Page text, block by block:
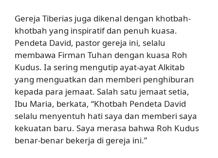
Gereja Tiberias juga dikenal dengan khotbah-
khotbah yang inspiratif dan penuh kuasa.
Pendeta David, pastor gereja ini, selalu
membawa Firman Tuhan dengan kuasa Roh
Kudus. Ia sering mengutip ayat-ayat Alkitab
yang menguatkan dan memberi penghiburan
kepada para jemaat. Salah satu jemaat setia,
Ibu Maria, berkata, “Khotbah Pendeta David
selalu menyentuh hati saya dan memberi saya
kekuatan baru. Saya merasa bahwa Roh Kudus
benar-benar bekerja di gereja ini.”